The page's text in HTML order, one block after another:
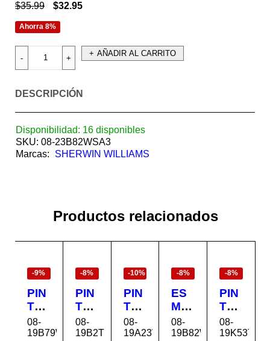
$35.99 $32.95
Ahorra 8%
AÑADIR AL CARRITO
DESCRIPCIÓN
Disponibilidad: 16 disponibles
SKU: 08-23B82WSA3
Marcas:
SHERWIN WILLIAMS
Productos relacionados
-9%
PIN
TU
RA
CO
08-
19B79WSA53
-8%
PIN
TU
RA
EX
08-
19B2TSA354
-10%
PIN
TU
RA
EX
08-
19A23WSA1
-8%
ES
MA
LTE
CO
08-
19B82WSA253
-8%
PIN
TU
RA
PE
08-